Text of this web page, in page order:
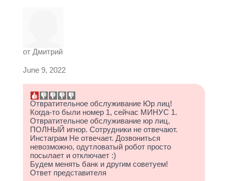
от Дмитрий
June 9, 2022
Отвратительное обслуживание Юр лиц!
Когда-то были номер 1, сейчас МИНУС 1.
Отвратительное обслуживание юр лиц,
ПОЛНЫЙ игнор. Сотрудники не отвечают.
Инстаграм Не отвечает. Дозвониться
невозможно, одутловатый робот просто
посылает и отключает :)
Будем менять банк и другим советуем!
Ответ представителя